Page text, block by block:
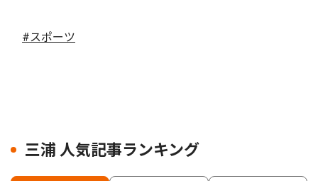
#スポーツ
三浦 人気記事ランキング